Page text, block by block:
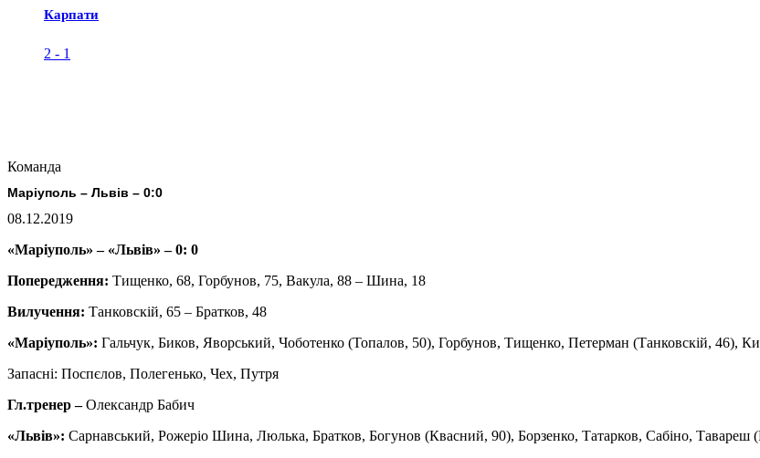
Карпати
2 - 1
Команда
Маріуполь – Львів – 0:0
08.12.2019
«Маріуполь» – «Львів» – 0: 0
Попередження: Тищенко, 68, Горбунов, 75, Вакула, 88 – Шина, 18
Вилучення: Танковскій, 65 – Братков, 48
«Маріуполь»: Гальчук, Биков, Яворський, Чоботенко (Топалов, 50), Горбунов, Тищенко, Петерман (Танковскій,
Запасні: Поспєлов, Полегенько, Чех, Путря
Гл.тренер –Олександр Бабич
«Львів»: Сарнавський, Рожеріо Шина, Люлька, Братков, Богунов (Квасний, 90), Борзенко, Татарков, Сабіно, Тавареш